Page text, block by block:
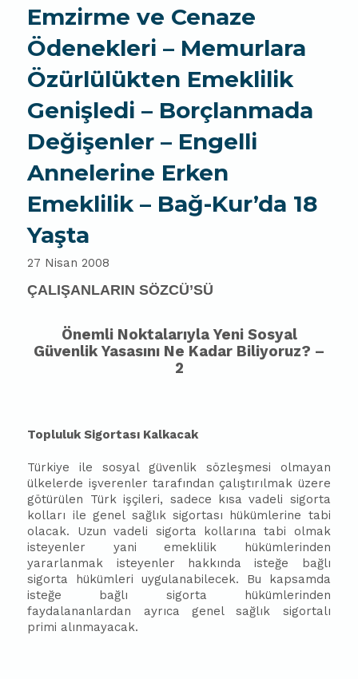
Emzirme ve Cenaze
Ödenekleri – Memurlara
Özürlülükten Emeklilik
Genişledi – Borçlanmada
Değişenler – Engelli
Annelerine Erken
Emeklilik – Bağ-Kur’da 18
Yaşta
27 Nisan 2008
ÇALIŞANLARIN SÖZCÜ’SÜ
Önemli Noktalarıyla Yeni Sosyal
Güvenlik Yasasını Ne Kadar Biliyoruz? –
2
Topluluk Sigortası Kalkacak
Türkiye ile sosyal güvenlik sözleşmesi olmayan
ülkelerde işverenler tarafından çalıştırılmak üzere
götürülen Türk işçileri, sadece kısa vadeli sigorta
kolları ile genel sağlık sigortası hükümlerine tabi
olacak. Uzun vadeli sigorta kollarına tabi olmak
isteyenler yani emeklilik hükümlerinden
yararlanmak isteyenler hakkında isteğe bağlı
sigorta hükümleri uygulanabilecek. Bu kapsamda
isteğe bağlı sigorta hükümlerinden
faydalananlardan ayrıca genel sağlık sigortalı
primi alınmayacak.